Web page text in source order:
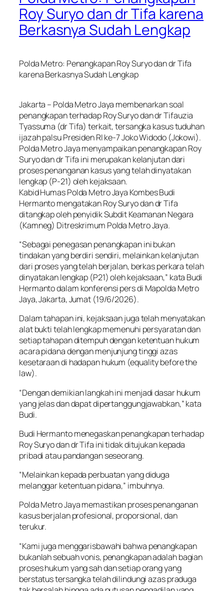
Roy Suryo dan dr Tifa karena
Berkasnya Sudah Lengkap
Polda Metro: Penangkapan Roy Suryo dan dr Tifa
karena Berkasnya Sudah Lengkap
Jakarta – Polda Metro Jaya membenarkan soal
penangkapan terhadap Roy Suryo dan dr Tifauzia
Tyassuma (dr Tifa) terkait, tersangka kasus tuduhan
ijazah palsu Presiden RI ke-7 Joko Widodo (Jokowi).
Polda Metro Jaya menyampaikan penangkapan Roy
Suryo dan dr Tifa ini merupakan kelanjutan dari
proses penanganan kasus yang telah dinyatakan
lengkap (P-21) oleh kejaksaan.
Kabid Humas Polda Metro Jaya Kombes Budi
Hermanto mengatakan Roy Suryo dan dr Tifa
ditangkap oleh penyidik Subdit Keamanan Negara
(Kamneg) Ditreskrimum Polda Metro Jaya.
“Sebagai penegasan penangkapan ini bukan
tindakan yang berdiri sendiri, melainkan kelanjutan
dari proses yang telah berjalan, berkas perkara telah
dinyatakan lengkap (P21) oleh kejaksaan,” kata Budi
Hermanto dalam konferensi pers di Mapolda Metro
Jaya, Jakarta, Jumat (19/6/2026).
Dalam tahapan ini, kejaksaan juga telah menyatakan
alat bukti telah lengkap memenuhi persyaratan dan
setiap tahapan ditempuh dengan ketentuan hukum
acara pidana dengan menjunjung tinggi azas
kesetaraan di hadapan hukum (equality before the
law).
“Dengan demikian langkah ini menjadi dasar hukum
yang jelas dan dapat dipertanggungjawabkan,” kata
Budi.
Budi Hermanto menegaskan penangkapan terhadap
Roy Suryo dan dr Tifa ini tidak ditujukan kepada
pribadi atau pandangan seseorang.
“Melainkan kepada perbuatan yang diduga
melanggar ketentuan pidana,” imbuhnya.
Polda Metro Jaya memastikan proses penanganan
kasus berjalan profesional, proporsional, dan
terukur.
“Kami juga menggarisbawahi bahwa penangkapan
bukanlah sebuah vonis, penangkapan adalah bagian
proses hukum yang sah dan setiap orang yang
berstatus tersangka telah dilindungi azas praduga